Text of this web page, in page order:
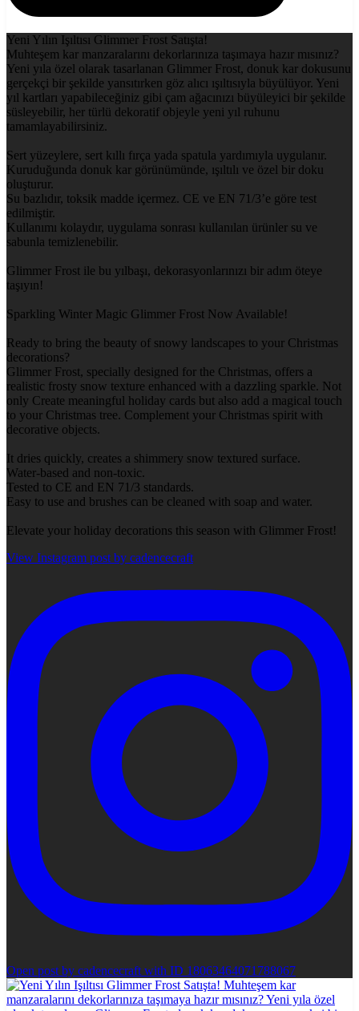
Yeni Yılın Işıltısı Glimmer Frost Satışta!
Muhteşem kar manzaralarını dekorlarınıza taşımaya hazır mısınız?
Yeni yıla özel olarak tasarlanan Glimmer Frost, donuk kar dokusunu
gerçekçi bir şekilde yansıtırken göz alıcı ışıltısıyla büyülüyor. Yeni
yıl kartları yapabileceğiniz gibi çam ağacınızı büyüleyici bir şekilde
süsleyebilir, her türlü dekoratif objeyle yeni yıl ruhunu
tamamlayabilirsiniz.
Sert yüzeylere, sert kıllı fırça yada spatula yardımıyla uygulanır.
Kuruduğunda donuk kar görünümünde, ışıltılı ve özel bir doku
oluşturur.
Su bazlıdır, toksik madde içermez. CE ve EN 71/3’e göre test
edilmiştir.
Kullanımı kolaydır, uygulama sonrası kullanılan ürünler su ve
sabunla temizlenebilir.
Glimmer Frost ile bu yılbaşı, dekorasyonlarınızı bir adım öteye
taşıyın!
Sparkling Winter Magic Glimmer Frost Now Available!
Ready to bring the beauty of snowy landscapes to your Christmas
decorations?
Glimmer Frost, specially designed for the Christmas, offers a
realistic frosty snow texture enhanced with a dazzling sparkle. Not
only Create meaningful holiday cards but also add a magical touch
to your Christmas tree. Complement your Christmas spirit with
decorative objects.
It dries quickly, creates a shimmery snow textured surface.
Water-based and non-toxic.
Tested to CE and EN 71/3 standards.
Easy to use and brushes can be cleaned with soap and water.
Elevate your holiday decorations this season with Glimmer Frost!
View Instagram post by cadencecraft
Open post by cadencecraft with ID 18063464071788067